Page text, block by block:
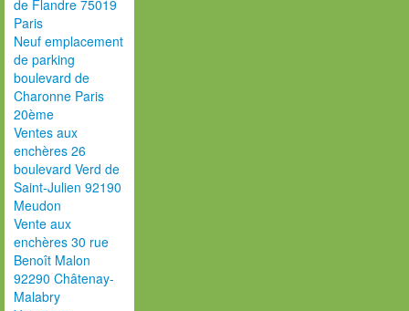
de Flandre 75019
Paris
Neuf emplacement
de parking
boulevard de
Charonne Paris
20ème
Ventes aux
enchères 26
boulevard Verd de
Saint-Julien 92190
Meudon
Vente aux
enchères 30 rue
Benoît Malon
92290 Châtenay-
Malabry